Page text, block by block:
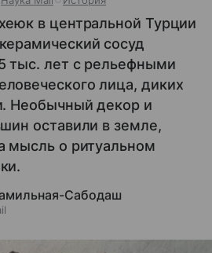
в центральной Турции
сосуд
тыс. лет с рельефными
лица, диких
Необычный декор и
оставили в земле,
мысль о ритуальном
Сабодаш